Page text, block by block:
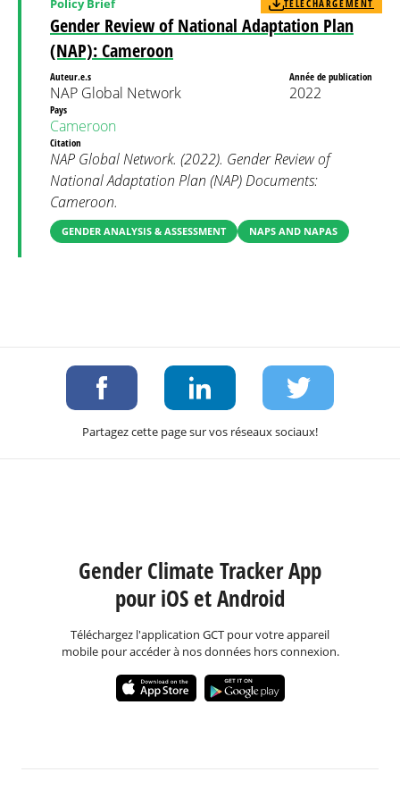
Gender Review of National Adaptation Plan
(NAP): Cameroon
TÉLÉCHARGEMENT
Auteur.e.s
NAP Global Network
Année de publication
2022
Pays
Cameroon
Citation
NAP Global Network. (2022). Gender Review of
National Adaptation Plan (NAP) Documents:
Cameroon.
GENDER ANALYSIS & ASSESSMENT NAPS AND NAPAS
Partagez cette page sur vos réseaux sociaux!
Gender Climate Tracker App
pour iOS et Android
Téléchargez l'application GCT pour votre appareil
mobile pour accéder à nos données hors connexion.